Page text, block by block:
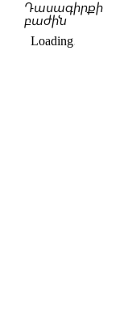
Դասագիրքի
բաժին